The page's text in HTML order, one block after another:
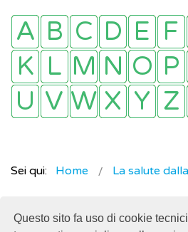
Questo sito fa uso di cookie
Sei qui: Home La salute